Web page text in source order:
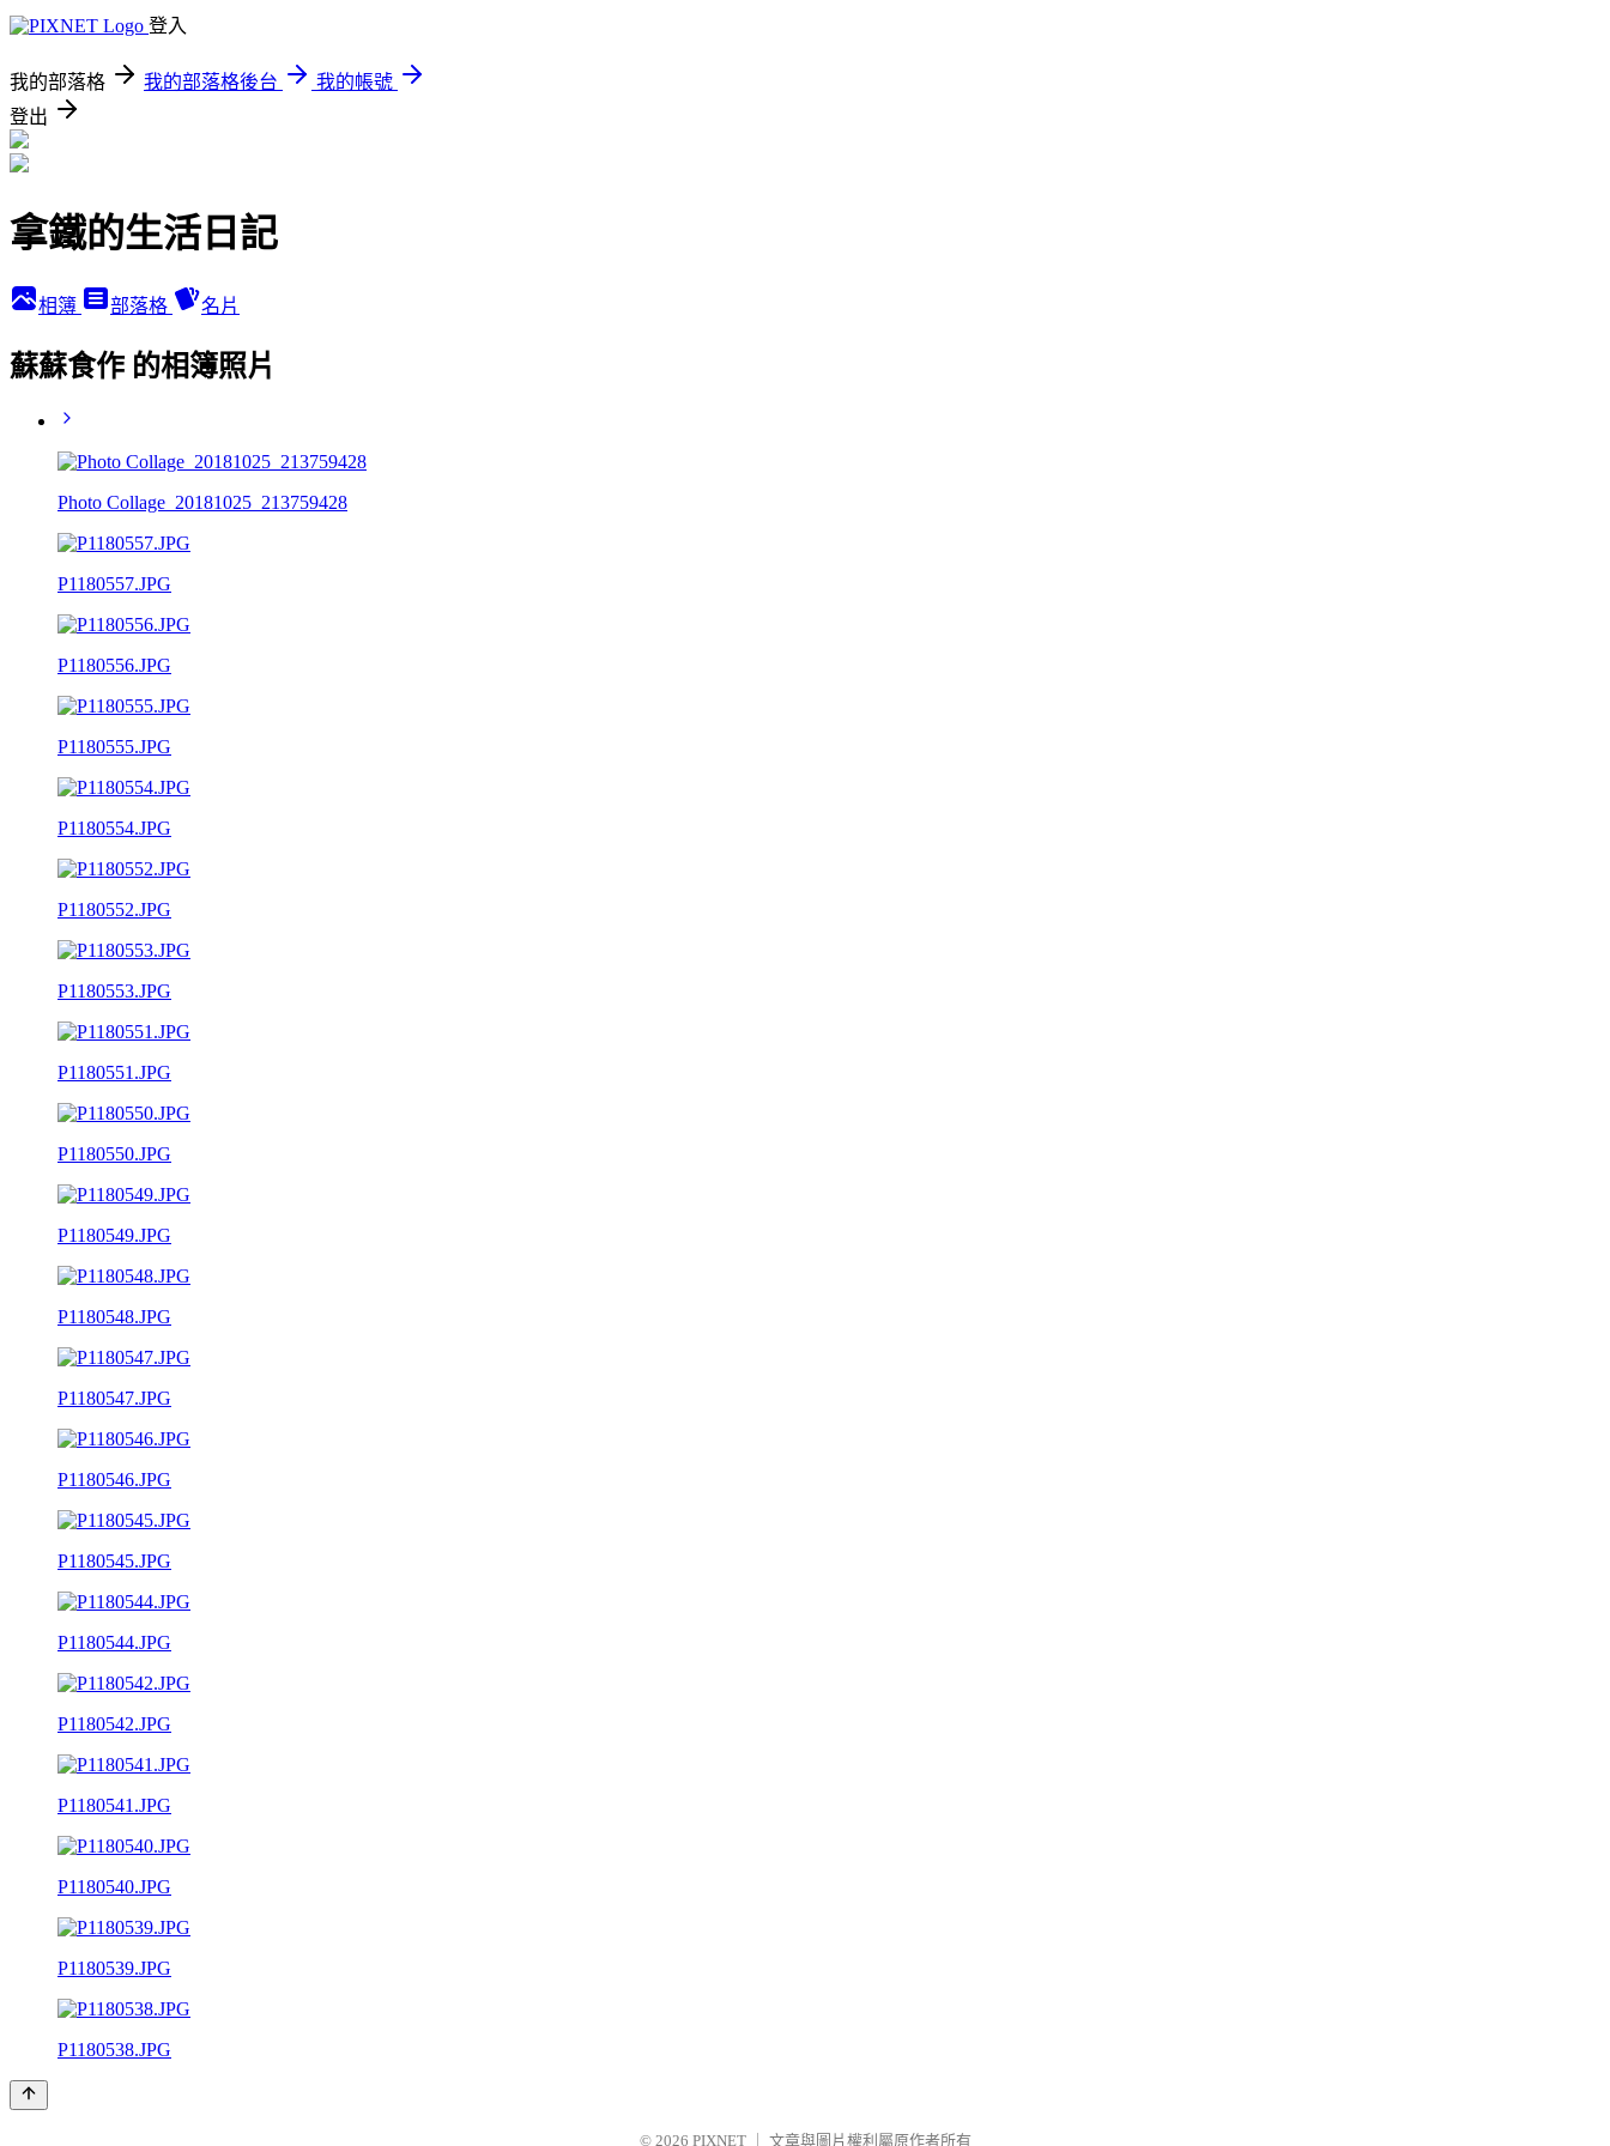
登入
我的部落格 我的部落格後台
我的帳號
登出
拿鐵的生活日記
相簿 部落格 名片
蘇蘇食作 的相簿照片
Photo Collage_20181025_213759428
P1180557.JPG
P1180556.JPG
P1180555.JPG
P1180554.JPG
P1180552.JPG
P1180553.JPG
P1180551.JPG
P1180550.JPG
P1180549.JPG
P1180548.JPG
P1180547.JPG
P1180546.JPG
P1180545.JPG
P1180544.JPG
P1180542.JPG
P1180541.JPG
P1180540.JPG
P1180539.JPG
P1180538.JPG
© 2026 PIXNET 文章與圖片權利屬原作者所有